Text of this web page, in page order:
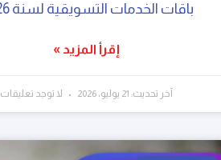
باقات الخدمات التسويقية لسنة 2026
إقرأ المزيد »
آخر تحديث: 21 يوليو، 2026 لا توجد تعليقات